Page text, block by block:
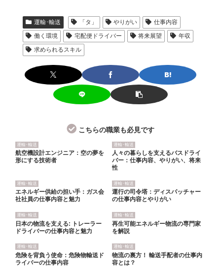
運輸･輸送 「タ」 やりがい
仕事内容
働く環境
宅配便ドライバー 将来展望
年収
求められるスキル
こちらの職業も必見です
運輸･輸送
航空機設計エンジニア：空の夢を
形にする技術者
運輸･輸送
人々の暮らしを支えるバスドライ
バー：仕事内容、やりがい、将来
性
運輸･輸送
エネルギー供給の担い手：ガス会
社社員の仕事内容と魅力
運輸･輸送
運行の司令塔：ディスパッチャー
の仕事内容とやりがい
運輸･輸送
日本の物流を支える: トレーラー
ドライバーの仕事内容と魅力
運輸･輸送
再生可能エネルギー物流の専門家
を解説
運輸･輸送
危険を背負う使命：危険物輸送ド
ライバーの仕事内容
運輸･輸送
物流の裏方！ 輸送手配者の仕事内
容とは？